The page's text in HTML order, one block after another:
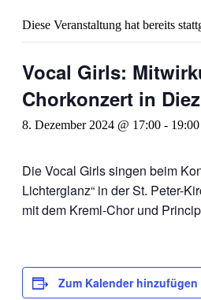
Diese Veranstaltung hat bereits
Vocal Girls:
Chorkonzert in Diez
8. Dezember 2024 @ 17:00 - 19:00
Die Vocal Girls singen beim
Lichterglanz“ in der St. Peter-
mit dem Kreml-Chor und
Zum Kalender hinzufügen